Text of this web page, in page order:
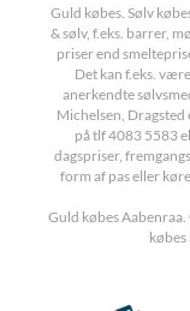
Guld købes. Sølv
& sølv, f.eks. barrer,
priser end
Det kan f.eks.
anerkendte
Michelsen,
på tlf 4083 5583
dagspriser,
form af pas eller
Guld købes